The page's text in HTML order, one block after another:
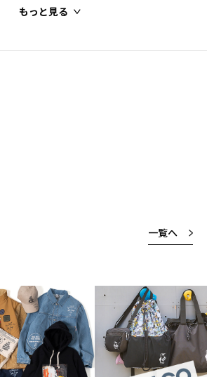
もっと見る
一覧へ